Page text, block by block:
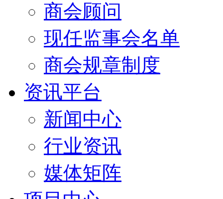
商会顾问
现任监事会名单
商会规章制度
资讯平台
新闻中心
行业资讯
媒体矩阵